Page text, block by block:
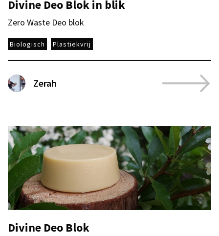
Divine Deo Blok in blik
Zero Waste Deo blok
Biologisch Plastiekvrij
Zerah
Divine Deo Blok